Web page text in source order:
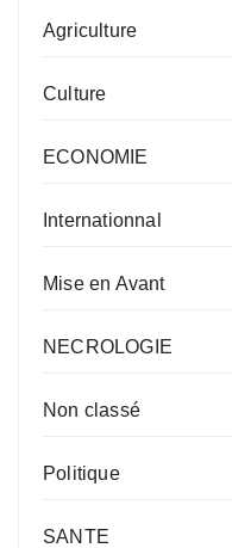
Agriculture
Culture
ECONOMIE
Internationnal
Mise en Avant
NECROLOGIE
Non classé
Politique
SANTE